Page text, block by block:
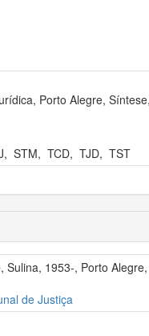
Porto Alegre,
, STM, TCD, TJD, TST
1953-, Porto
de Justiça